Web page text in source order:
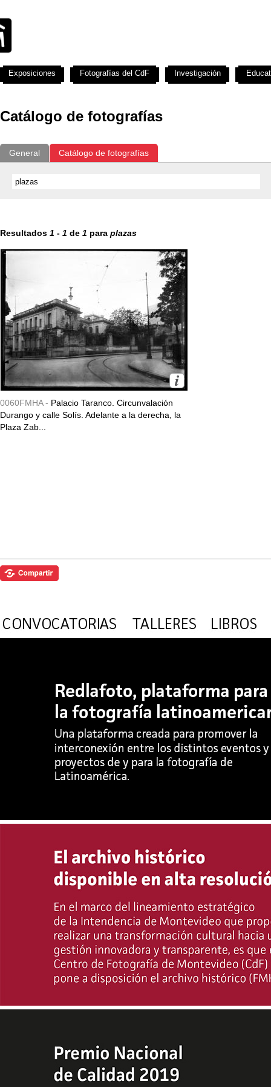
Catálogo de fotografías
General Catálogo de fotografías
Resultados 1 - 1 de 1 para plazas
0060FMHA - Palacio Taranco. Circunvalación
Durango y calle Solís. Adelante a la derecha, la
Plaza Zab...
Exposiciones Fotografías del CdF Investigación